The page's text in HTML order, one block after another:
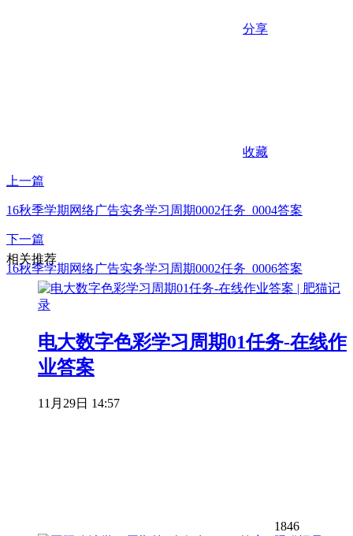
分享
收藏
上一篇
16秋季学期网络广告实务学习周期0002任务_0004答案
下一篇
16秋季学期网络广告实务学习周期0002任务_0006答案
相关推荐
电大数字色彩学习周期01任务-在线作
业答案
11月29日 14:57
1846